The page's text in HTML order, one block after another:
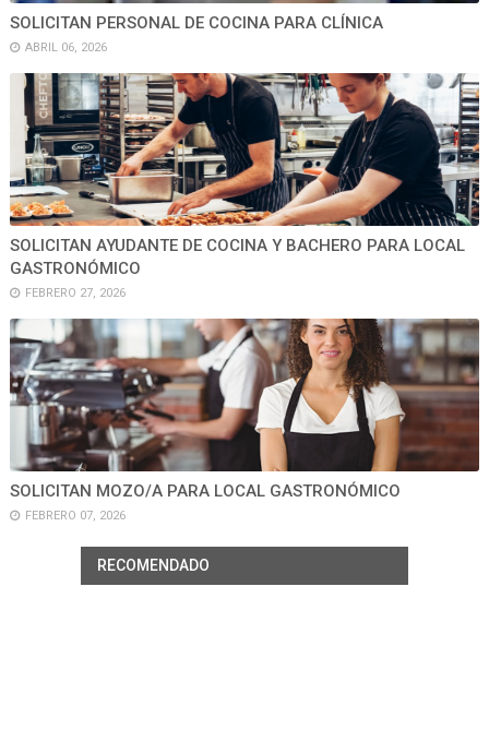
SOLICITAN PERSONAL DE COCINA PARA CLÍNICA
ABRIL 06, 2026
SOLICITAN AYUDANTE DE COCINA Y BACHERO PARA LOCAL
GASTRONÓMICO
FEBRERO 27, 2026
SOLICITAN MOZO/A PARA LOCAL GASTRONÓMICO
FEBRERO 07, 2026
RECOMENDADO